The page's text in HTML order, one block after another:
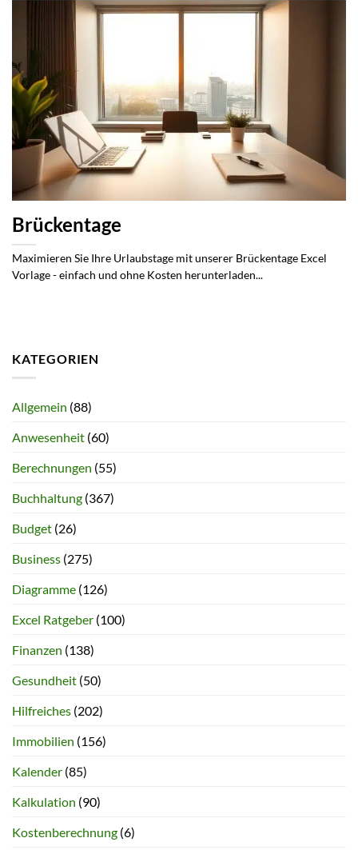
Brückentage
Maximieren Sie Ihre Urlaubstage mit unserer Brückentage Excel
Vorlage - einfach und ohne Kosten herunterladen...
KATEGORIEN
Allgemein (88)
Anwesenheit (60)
Berechnungen (55)
Buchhaltung (367)
Budget (26)
Business (275)
Diagramme (126)
Excel Ratgeber (100)
Finanzen (138)
Gesundheit (50)
Hilfreiches (202)
Immobilien (156)
Kalender (85)
Kalkulation (90)
Kostenberechnung (6)